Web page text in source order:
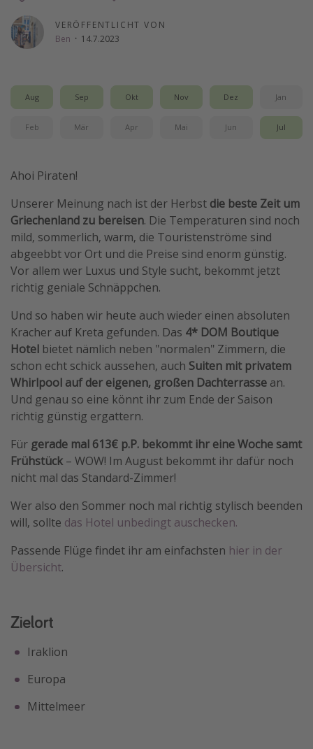
Strandurlaub
Gruppenreisen
Hotels in Amsterdam
Hotels am Achensee
Reise Journal
Familienurlaub in der Türkei
Rundreisen in Thailand
Bahnreisen in der Schweiz
Reisepassfreie Reiseziele
Travel Know How
Silvesterreisen
Last Minute Urlaub Mallorca
Last Minute Urlaub Deutschland
VERÖFFENTLICHT VON
Ben · 14.7.2023
Aug Sep Okt Nov Dez Jan
Feb Mär Apr Mai Jun Jul
Ahoi Piraten!
Unserer Meinung nach ist der Herbst die beste Zeit um
Griechenland zu bereisen. Die Temperaturen sind noch
mild, sommerlich, warm, die Touristenströme sind
abgeebbt vor Ort und die Preise sind enorm günstig.
Vor allem wer Luxus und Style sucht, bekommt jetzt
richtig geniale Schnäppchen.
Und so haben wir heute auch wieder einen absoluten
Kracher auf Kreta gefunden. Das 4* DOM Boutique
Hotel bietet nämlich neben "normalen" Zimmern, die
schon echt schick aussehen, auch Suiten mit privatem
Whirlpool auf der eigenen, großen Dachterrasse an.
Und genau so eine könnt ihr zum Ende der Saison
richtig günstig ergattern.
Für gerade mal 613€ p.P. bekommt ihr eine Woche samt
Frühstück – WOW! Im August bekommt ihr dafür noch
nicht mal das Standard-Zimmer!
Wer also den Sommer noch mal richtig stylisch beenden
will, sollte das Hotel unbedingt auschecken.
Passende Flüge findet ihr am einfachsten hier in der
Übersicht.
Zielort
Iraklion
Europa
Mittelmeer